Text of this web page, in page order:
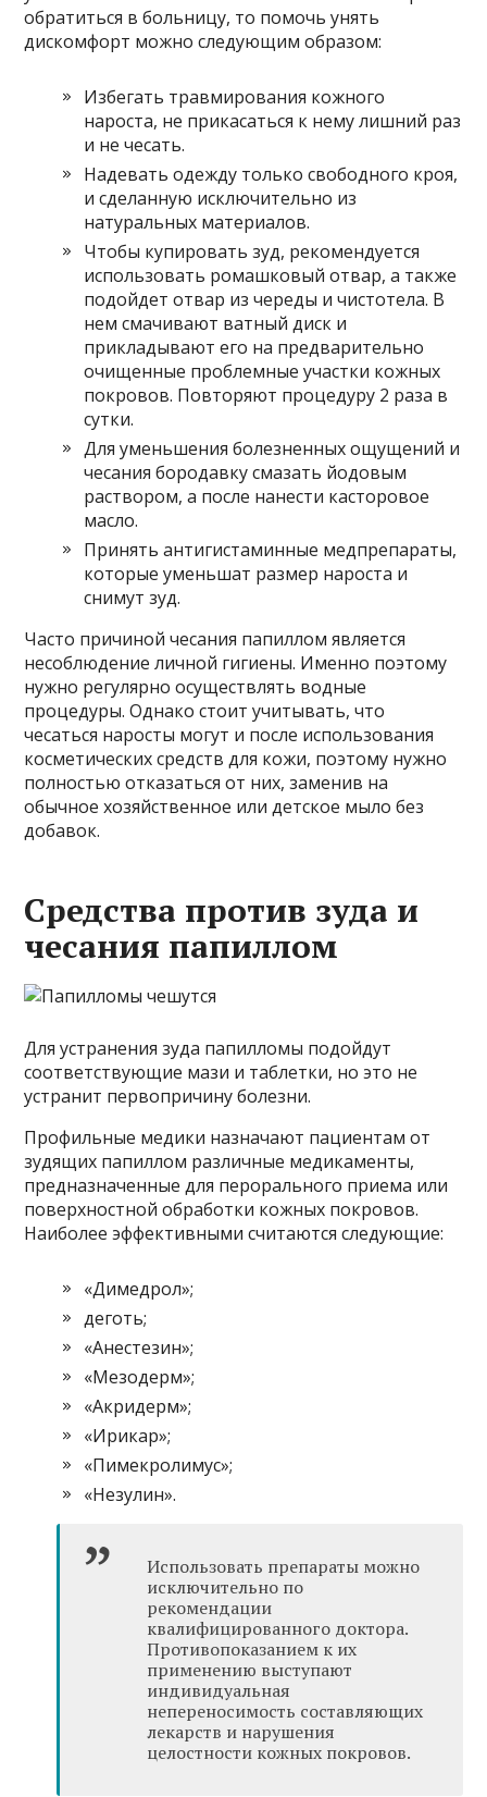
обратиться в больницу, то помочь унять
дискомфорт можно следующим образом:
Избегать травмирования кожного
нароста, не прикасаться к нему лишний раз
и не чесать.
Надевать одежду только свободного кроя,
и сделанную исключительно из
натуральных материалов.
Чтобы купировать зуд, рекомендуется
использовать ромашковый отвар, а также
подойдет отвар из череды и чистотела. В
нем смачивают ватный диск и
прикладывают его на предварительно
очищенные проблемные участки кожных
покровов. Повторяют процедуру 2 раза в
сутки.
Для уменьшения болезненных ощущений и
чесания бородавку смазать йодовым
раствором, а после нанести касторовое
масло.
Принять антигистаминные медпрепараты,
которые уменьшат размер нароста и
снимут зуд.
Часто причиной чесания папиллом является
несоблюдение личной гигиены. Именно поэтому
нужно регулярно осуществлять водные
процедуры. Однако стоит учитывать, что
чесаться наросты могут и после использования
косметических средств для кожи, поэтому нужно
полностью отказаться от них, заменив на
обычное хозяйственное или детское мыло без
добавок.
Средства против зуда и
чесания папиллом
Для устранения зуда папилломы подойдут
соответствующие мази и таблетки, но это не
устранит первопричину болезни.
Профильные медики назначают пациентам от
зудящих папиллом различные медикаменты,
предназначенные для перорального приема или
поверхностной обработки кожных покровов.
Наиболее эффективными считаются следующие:
«Димедрол»;
деготь;
«Анестезин»;
«Мезодерм»;
«Акридерм»;
«Ирикар»;
«Пимекролимус»;
«Незулин».
Использовать препараты можно
исключительно по
рекомендации
квалифицированного доктора.
Противопоказанием к их
применению выступают
индивидуальная
непереносимость составляющих
лекарств и нарушения
целостности кожных покровов.